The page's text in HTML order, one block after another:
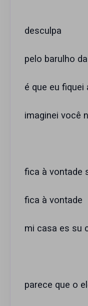
desculpa
pelo barulho
é que eu
imaginei você
fica à vontade
fica à vontade
mi casa es su
parece que o